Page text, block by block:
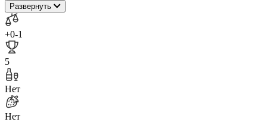
Развернуть
+0-1
5
Нет
Нет